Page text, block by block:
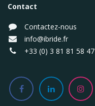
Contact
Contactez-nous
info@ibride.fr
+33 (0) 3 81 81 58 47